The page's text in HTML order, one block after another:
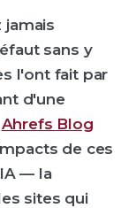
jamais
sans y
l'ont fait par
d'une
Ahrefs Blog
de ces
— la
sites qui